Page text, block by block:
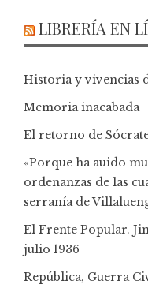
LIBRERÍA EN
Historia y vivencias
Memoria inacabada
El retorno de
«Porque ha auido
ordenanzas de las
serranía de
El Frente Popular.
julio 1936
República, Guerra